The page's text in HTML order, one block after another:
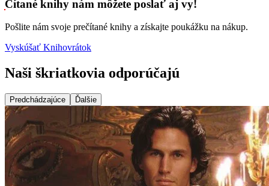
Čítané knihy nám môžete poslať aj vy!
Pošlite nám svoje prečítané knihy a získajte poukážku na nákup.
Vyskúšať Knihovrátok
Naši škriatkovia odporúčajú
Predchádzajúce Ďalšie